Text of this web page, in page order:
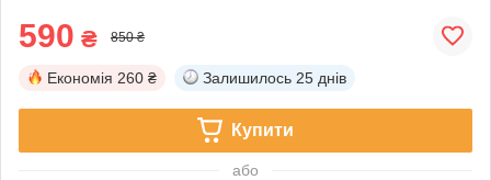
590 ₴ 850 ₴
Економія 260 ₴ Залишилось 25 днів
Купити
або